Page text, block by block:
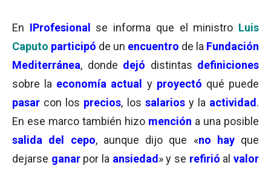
En IProfesional se informa que el ministro Luis
Caputo participó de un encuentro de la Fundación
Mediterránea, donde dejó distintas definiciones
sobre la economía actual y proyectó qué puede
pasar con los precios, los salarios y la actividad .
En ese marco también hizo mención a una posible
salida del cepo, aunque dijo que «no hayque
dejarse ganar por la ansiedad » y se refirió alvalor